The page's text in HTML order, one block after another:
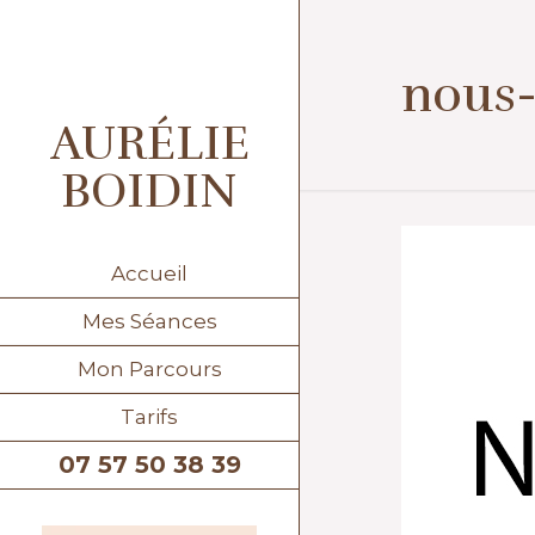
AURÉLIE
BOIDIN
Accueil
Mes Séances
Mon Parcours
Tarifs
07 57 50 38 39